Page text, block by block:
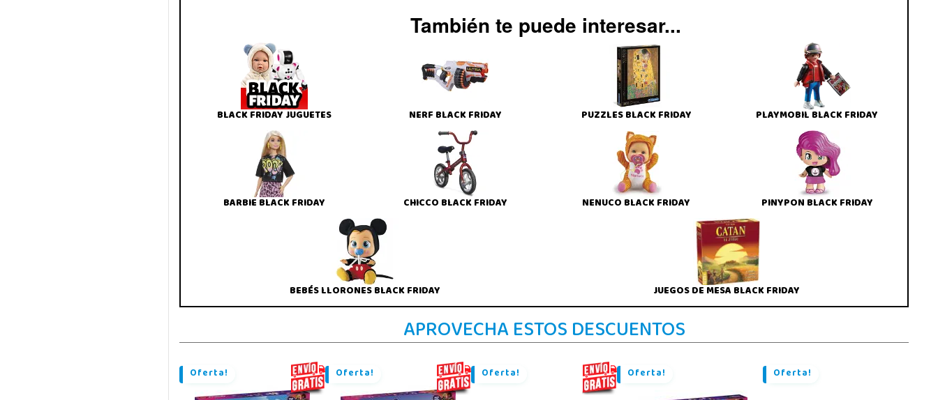
También te puede interesar...
BLACK FRIDAY JUGUETES NERF BLACK FRIDAY PUZZLES BLACK FRIDAY PLAYMOBIL BLACK FRIDAY
BARBIE BLACK FRIDAY CHICCO BLACK FRIDAY NENUCO BLACK FRIDAY PINYPON BLACK FRIDAY
BEBÉS LLORONES BLACK FRIDAY JUEGOS DE MESA BLACK FRIDAY
APROVECHA ESTOS DESCUENTOS
Oferta! Oferta! Oferta! Oferta! Oferta!